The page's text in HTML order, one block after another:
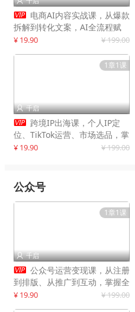
 电商AI内容实战课，从爆款
拆解到转化文案，AI全流程赋
能，解放人力，单月节省内容成
¥ 19.90 ¥ 199.00
1章1课
 千启
 跨境IP出海课，个人IP定
位、TikTok运营、市场选品，掌
握核心闭环，实现月入1万美金
¥ 19.90 ¥ 199.00
公众号
1章1课
 千启
 公众号运营变现课，从注册
到排版、从推广到互动，掌握全
流程，开启个人品牌月入
¥ 19.90 ¥ 199.00